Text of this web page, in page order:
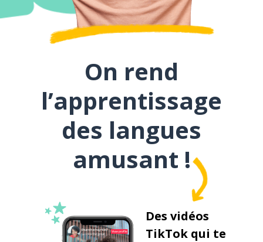
On rend
l’apprentissage
des langues
amusant !
Des vidéos
TikTok qui te